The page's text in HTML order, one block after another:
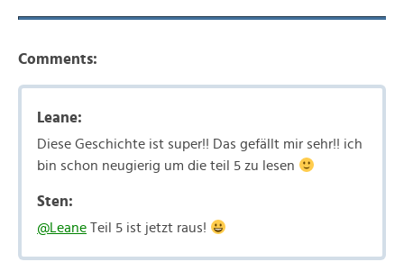
Comments:
Leane:
Diese Geschichte ist super!! Das gefällt mir sehr!! ich
bin schon neugierig um die teil 5 zu lesen
Sten:
@Leane Teil 5 ist jetzt raus!